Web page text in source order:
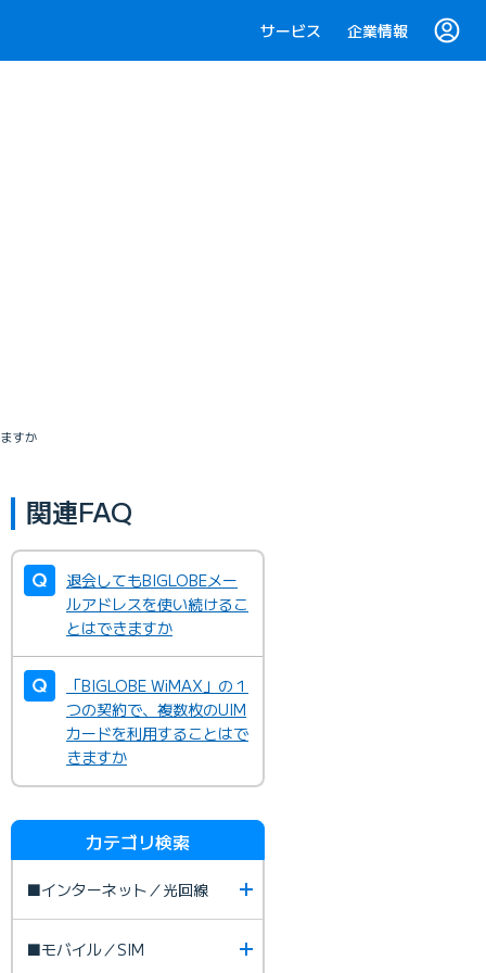
サービス 企業情報
すか
関連FAQ
退会してもBIGLOBEメー
ルアドレスを使い続けるこ
とはできますか
「BIGLOBE WiMAX」の１
つの契約で、複数枚のUIM
カードを利用することはで
きますか
カテゴリ検索
■インターネット／光回線
■モバイル／SIM